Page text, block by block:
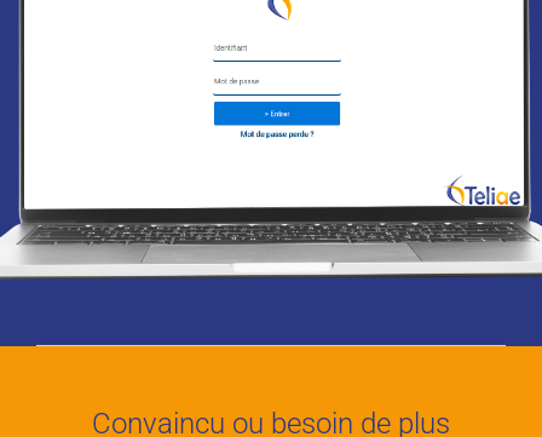
Convaincu ou besoin de plus